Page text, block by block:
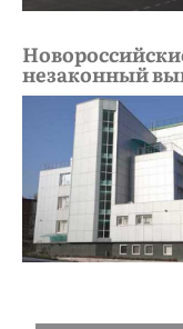
незаконный